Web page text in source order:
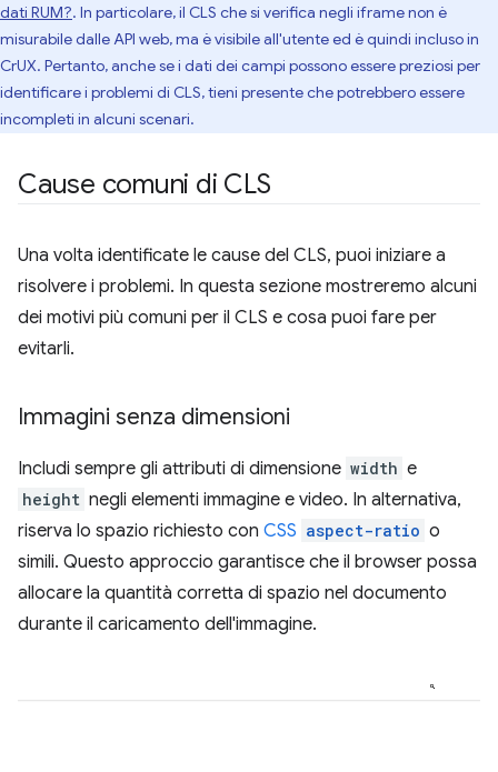
dati RUM?. In particolare, il CLS che si verifica negli iframe non è
misurabile dalle API web, ma è visibile all'utente ed è quindi incluso in
CrUX. Pertanto, anche se i dati dei campi possono essere preziosi per
identificare i problemi di CLS, tieni presente che potrebbero essere
incompleti in alcuni scenari.
Cause comuni di CLS
Una volta identificate le cause del CLS, puoi iniziare a
risolvere i problemi. In questa sezione mostreremo alcuni
dei motivi più comuni per il CLS e cosa puoi fare per
evitarli.
Immagini senza dimensioni
Includi sempre gli attributi di dimensione width e
height negli elementi immagine e video. In alternativa,
riserva lo spazio richiesto con CSS aspect-ratio o
simili. Questo approccio garantisce che il browser possa
allocare la quantità corretta di spazio nel documento
durante il caricamento dell'immagine.